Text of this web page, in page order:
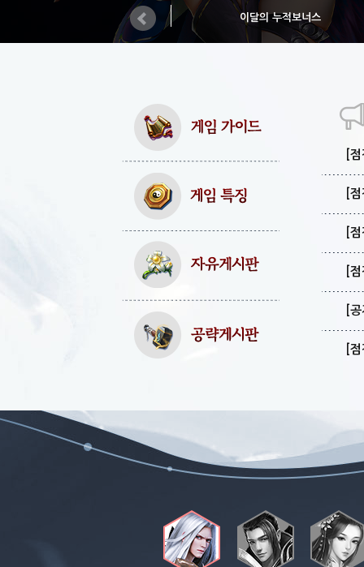
이달의 누적보너스
[
[
[
[
[
[